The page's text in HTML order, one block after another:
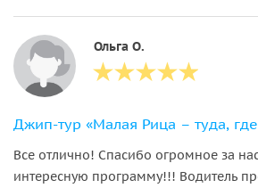
Ольга О.
Джип-тур «Малая Рица – туда,
Все отлично! Спасибо огромное за
интересную программу!!! Водитель